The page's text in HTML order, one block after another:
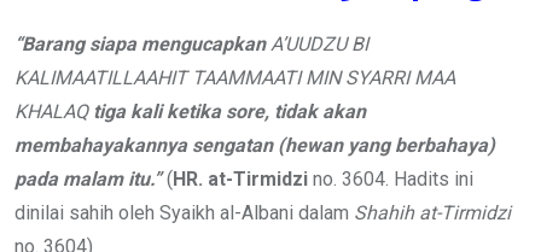
“Barang siapa mengucapkanA’UUDZU BI
KALIMAATILLAAHIT TAAMMAATI MIN SYARRI MAA
KHALAQ tiga kali ketika sore, tidak akan
membahayakannya sengatan (hewan yang berbahaya)
pada malam itu.”( HR. at-Tirmidzi no. 3604. Hadits ini
dinilai sahih oleh Syaikh al-Albani dalam Shahih at-Tirmidzi
no. 3604)